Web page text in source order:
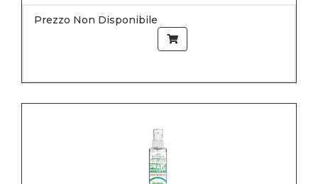
Prezzo Non Disponibile